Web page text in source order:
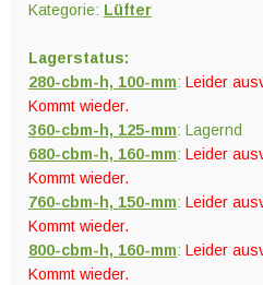
Kategorie: Lüfter
Lagerstatus:
280-cbm-h, 100-mm: Leider
Kommt wieder.
360-cbm-h, 125-mm: Lagernd
680-cbm-h, 160-mm: Leider
Kommt wieder.
760-cbm-h, 150-mm: Leider
Kommt wieder.
800-cbm-h, 160-mm: Leider
Kommt wieder.